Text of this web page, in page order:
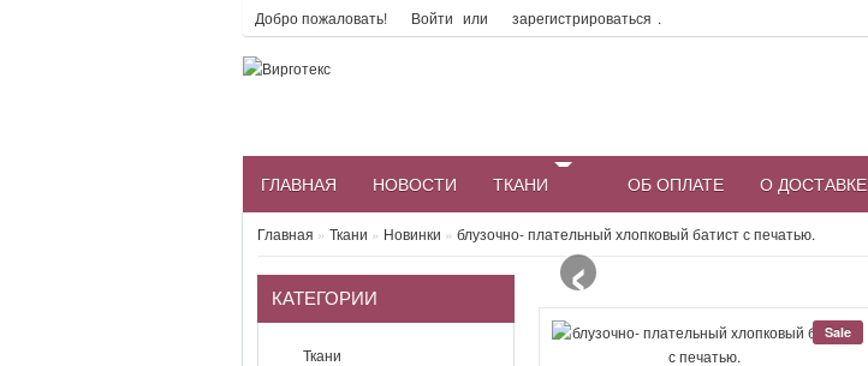
Добро пожаловать! Войти или зарегистрироваться .
ГЛАВНАЯ НОВОСТИ ТКАНИ ОБ ОПЛАТЕ О ДОСТАВКЕ
Главная » Ткани » Новинки » блузочно- плательный хлопковый батист с печатью.
КАТЕГОРИИ
Ткани
‹
Sale